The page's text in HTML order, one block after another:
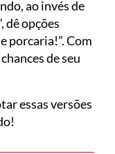
ao invés de
dê opções
porcaria!”. Com
de seu
essas versões